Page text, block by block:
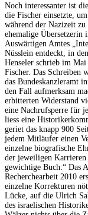
Noch interessanter ist
die Fischer einsetzte,
während der Nazizeit zu
ehemalige
Auswärtigen Amtes
Nüsslein entdeckt, in
Henseler schrieb im
Fischer. Das Schreiben
das Bundeskanzleramt
den Fall aufmerksam
erbitterten Widerstand
eine Nachrufsperre für
liess eine
geriet das knapp 900
jedem Mitläufer einen
einzelne biografische
der jeweiligen Karrieren
gewichtige Buch:“ Das
Recherchearbeit 2010
einzelne Korrekturen
Lücke, auf die Ulrich
des israelischen